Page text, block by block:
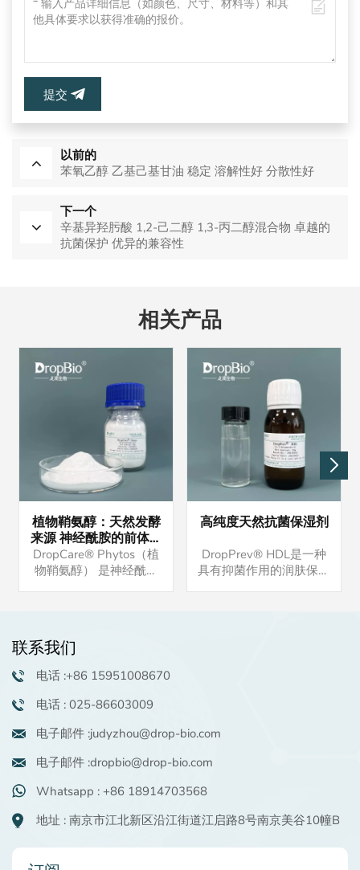
提交
以前的
苯氧乙醇 乙基己基甘油 稳定 溶解性好 分散性好
下一个
辛基异羟肟酸 1,2-己二醇 1,3-丙二醇混合物 卓越的
抗菌保护 优异的兼容性
相关产品
植物鞘氨醇：天然发酵
来源 神经酰胺的前体物
强大的保湿抗炎功效 油
溶活性物 高端洗护原料
DropCare® Phytos（植
物鞘氨醇） 是神经酰胺
索取样品。我们还可以提
供配方供您参考。
高纯度天然抗菌保湿剂
DropPrev® HDL是一种
具有抑菌作用的润肤保湿
联系我们
电话 :+86 15951008670
电话 : 025-86603009
电子邮件 :judyzhou@drop-bio.com
电子邮件 :dropbio@drop-bio.com
Whatsapp : +86 18914703568
地址 : 南京市江北新区沿江街道江启路8号南京美谷10幢B